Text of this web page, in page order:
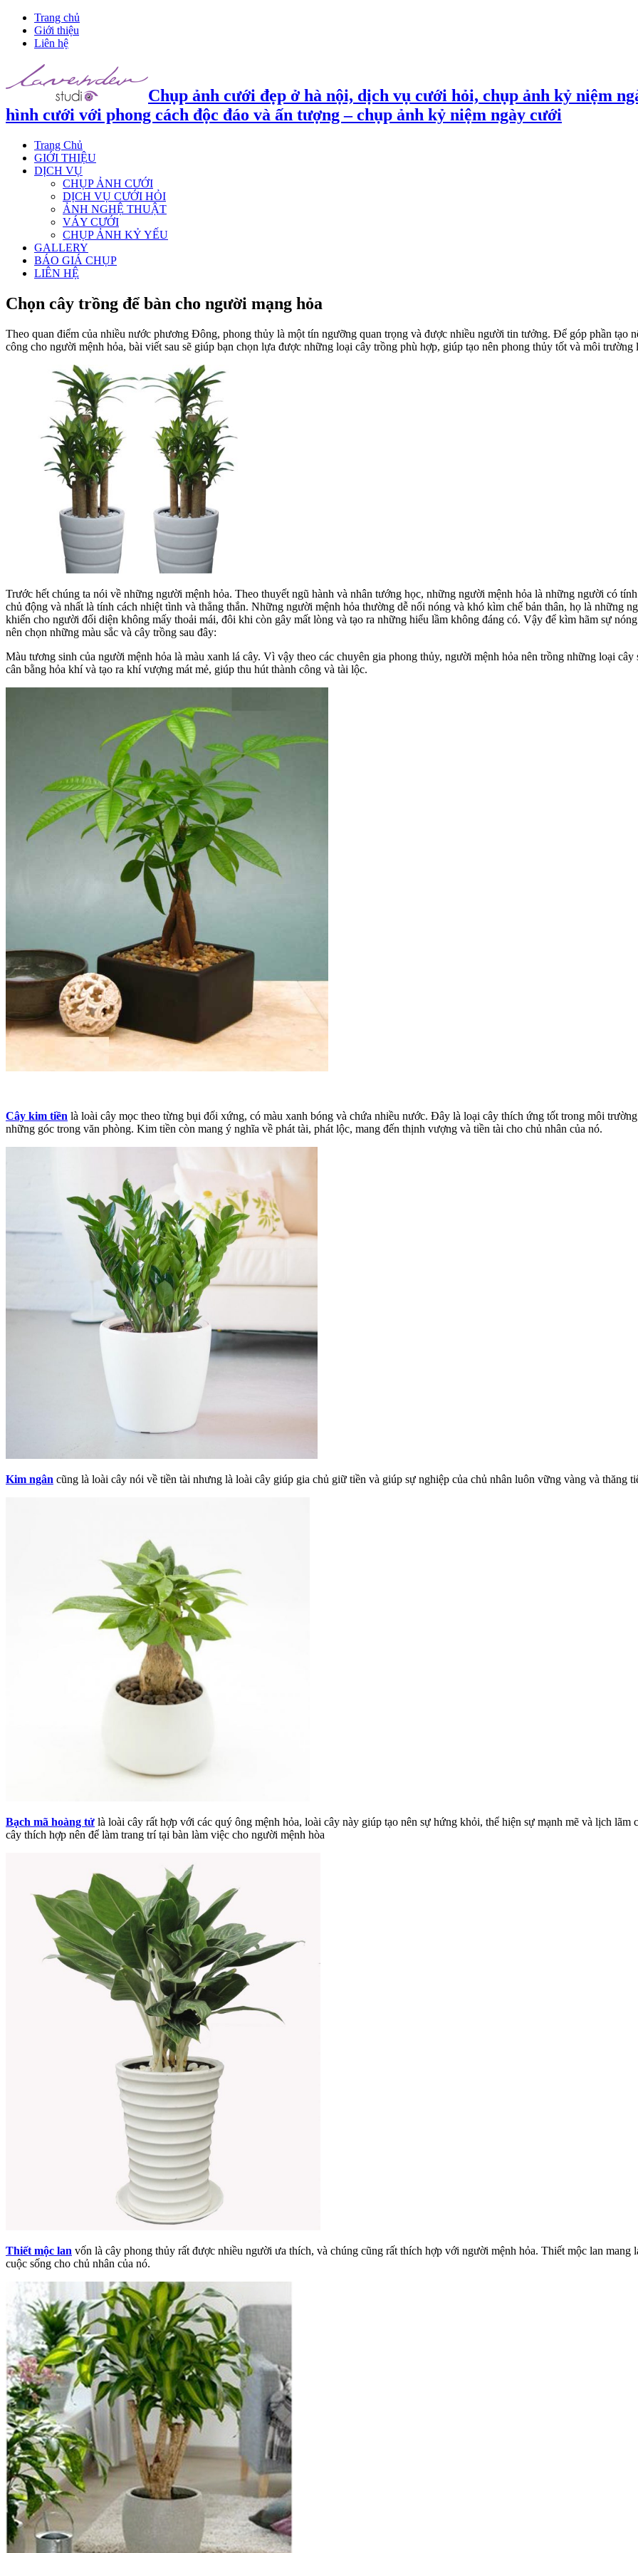
Trang chủ
Giới thiệu
Liên hệ
Chụp ảnh cưới đẹp ở hà nội, dịch vụ cưới hỏi, chụp ảnh kỷ niệm
hình cưới với phong cách độc đáo và ấn tượng – chụp ảnh kỷ niệm ngày cưới
Trang Chủ
GIỚI THIỆU
DỊCH VỤ
CHỤP ẢNH CƯỚI
DỊCH VỤ CƯỚI HỎI
ẢNH NGHỆ THUẬT
VÁY CƯỚI
CHỤP ẢNH KỶ YẾU
GALLERY
BÁO GIÁ CHỤP
LIÊN HỆ
Chọn cây trồng để bàn cho người mạng hỏa
Theo quan điểm của nhiều nước phương Đông, phong thủy là một tín ngưỡng quan trọng và được nhiều người tin tưởng. Để góp phần tạo
công cho người mệnh hỏa, bài viết sau sẽ giúp bạn chọn lựa được những loại cây trồng phù hợp, giúp tạo nên phong thủy tốt và môi trường
Trước hết chúng ta nói về những người mệnh hỏa. Theo thuyết ngũ hành và nhân tướng học, những người mệnh hỏa là những người có
chủ động và nhất là tính cách nhiệt tình và thẳng thắn. Những người mệnh hỏa thường dễ nổi nóng và khó kìm chế bản thân, họ là những
khiến cho người đối diện không mấy thoải mái, đôi khi còn gây mất lòng và tạo ra những hiểu lầm không đáng có. Vậy để kìm hãm sự
nên chọn những màu sắc và cây trồng sau đây:
Màu tương sinh của người mệnh hỏa là màu xanh lá cây. Vì vậy theo các chuyên gia phong thủy, người mệnh hỏa nên trồng những loại
cân bằng hỏa khí và tạo ra khí vượng mát mẻ, giúp thu hút thành công và tài lộc.
Cây kim tiền là loài cây mọc theo từng bụi đối xứng, có màu xanh bóng và chứa nhiều nước. Đây là loại cây thích ứng tốt trong môi
những góc trong văn phòng. Kim tiền còn mang ý nghĩa về phát tài, phát lộc, mang đến thịnh vượng và tiền tài cho chủ nhân của nó.
Kim ngân cũng là loài cây nói về tiền tài nhưng là loài cây giúp gia chủ giữ tiền và giúp sự nghiệp của chủ nhân luôn vững vàng và thăng
Bạch mã hoàng tử là loài cây rất hợp với các quý ông mệnh hỏa, loài cây này giúp tạo nên sự hứng khỏi, thể hiện sự mạnh mẽ và lịch
cây thích hợp nên để làm trang trí tại bàn làm việc cho người mệnh hòa
Thiết mộc lan vốn là cây phong thủy rất được nhiều người ưa thích, và chúng cũng rất thích hợp với người mệnh hỏa. Thiết mộc lan
cuộc sống cho chủ nhân của nó.